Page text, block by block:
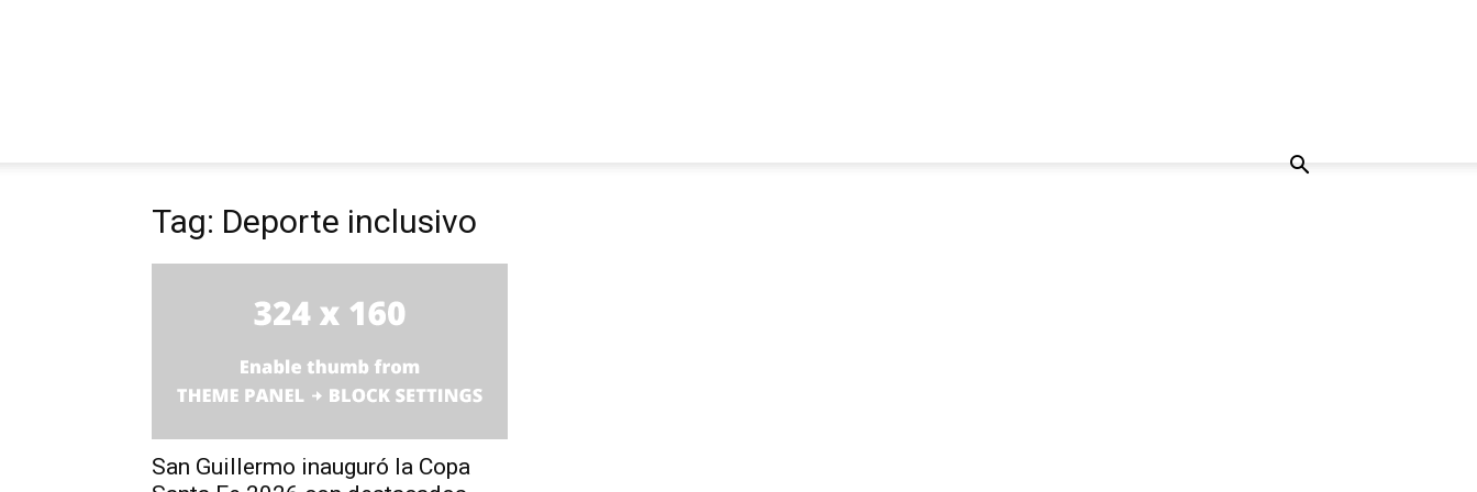
Tag: Deporte inclusivo
San Guillermo inauguró la Copa